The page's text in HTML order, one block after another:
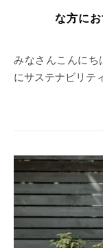
な方に
みなさんこんにちは、みなみです。 私も現在は幸いなこと
にサステナビリテ